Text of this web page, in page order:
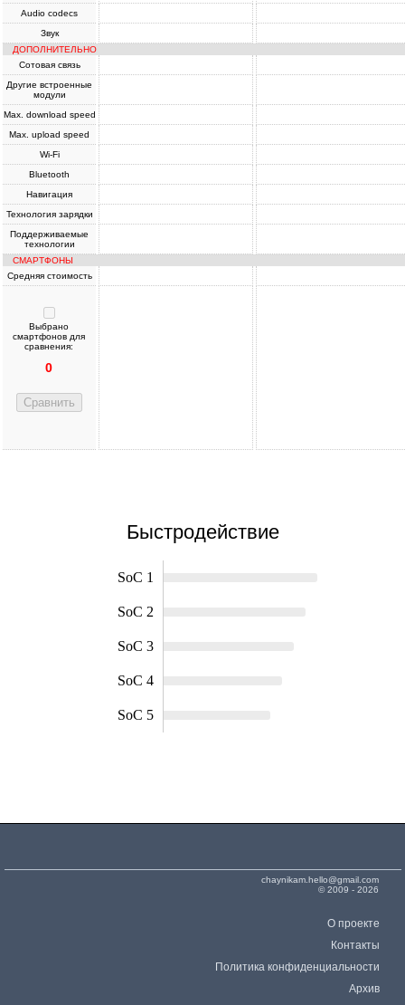
Audio codecs
Звук
ДОПОЛНИТЕЛЬНО
Сотовая связь
Другие встроенные
модули
Max. download speed
Max. upload speed
Wi-Fi
Bluetooth
Навигация
Технология зарядки
Поддерживаемые
технологии
СМАРТФОНЫ
Средняя стоимость
Выбрано
смартфонов для
сравнения:
0
Сравнить
Быстродействие
SoC 1
SoC 2
SoC 3
SoC 4
SoC 5
chaynikam.hello@gmail.com
© 2009 - 2026
О проекте
Контакты
Политика конфиденциальности
Архив